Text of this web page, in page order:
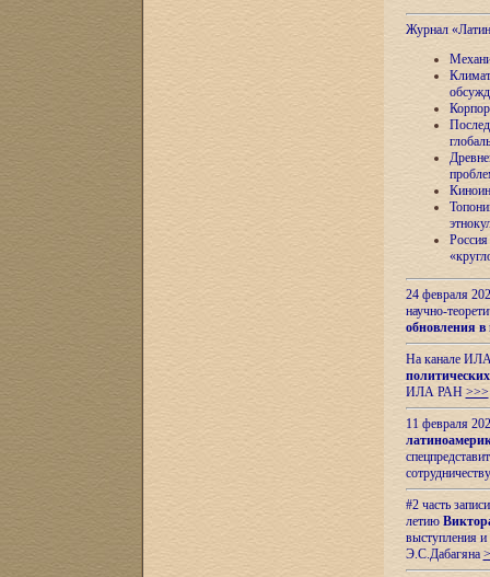
Журнал
24 февраля
научно-
обновления в
На канале
ИЛА РАН >>>
11 февраля
#2 часть
летию
выступления
Э.С.Дабагяна